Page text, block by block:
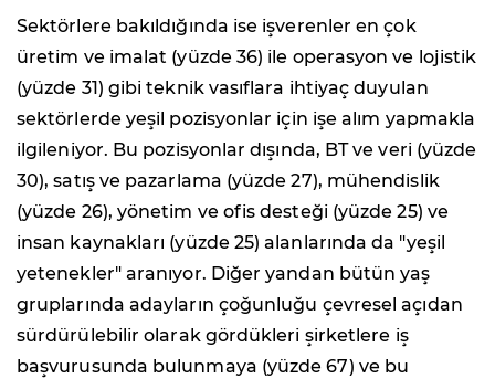
Sektörlere bakıldığında ise işverenler en çok
üretim ve imalat (yüzde 36) ile operasyon ve lojistik
(yüzde 31) gibi teknik vasıflara ihtiyaç duyulan
sektörlerde yeşil pozisyonlar için işe alım yapmakla
ilgileniyor. Bu pozisyonlar dışında, BT ve veri (yüzde
30), satış ve pazarlama (yüzde 27), mühendislik
(yüzde 26), yönetim ve ofis desteği (yüzde 25) ve
insan kaynakları (yüzde 25) alanlarında da "yeşil
yetenekler" aranıyor. Diğer yandan bütün yaş
gruplarında adayların çoğunluğu çevresel açıdan
sürdürülebilir olarak gördükleri şirketlere iş
başvurusunda bulunmaya (yüzde 67) ve bu